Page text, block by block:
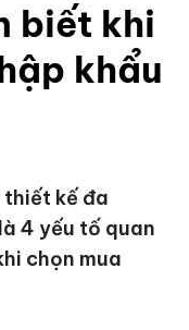
biết khi
khẩu
kế đa
4 yếu tố quan
chọn mua